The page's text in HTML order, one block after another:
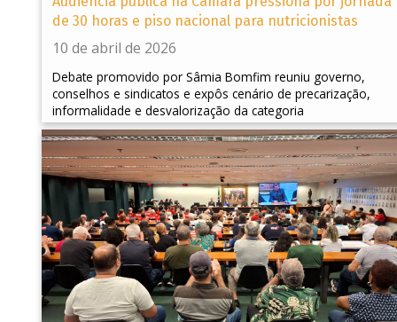
de 30 horas e piso nacional para nutricionistas
10 de abril de 2026
Debate promovido por Sâmia Bomfim reuniu governo,
conselhos e sindicatos e expôs cenário de precarização,
informalidade e desvalorização da categoria